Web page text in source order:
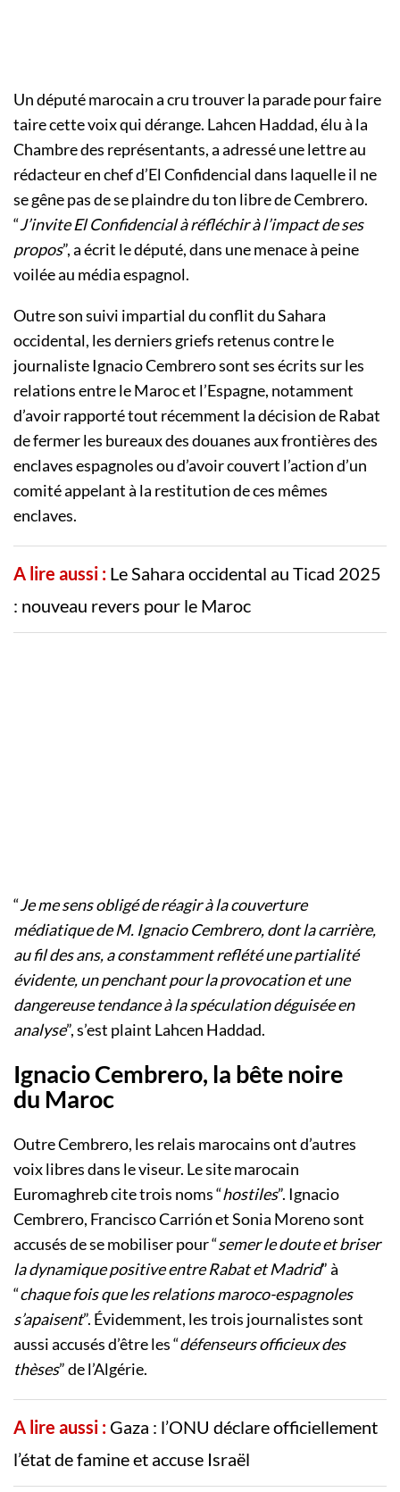
Un député marocain a cru trouver la parade pour faire
taire cette voix qui dérange. Lahcen Haddad, élu à la
Chambre des représentants, a adressé une lettre au
rédacteur en chef d’El Confidencial dans laquelle il ne
se gêne pas de se plaindre du ton libre de Cembrero.
“J’invite El Confidencial à réfléchir à l’impact de ses
propos”, a écrit le député, dans une menace à peine
voilée au média espagnol.
Outre son suivi impartial du conflit du Sahara
occidental, les derniers griefs retenus contre le
journaliste Ignacio Cembrero sont ses écrits sur les
relations entre le Maroc et l’Espagne, notamment
d’avoir rapporté tout récemment la décision de Rabat
de fermer les bureaux des douanes aux frontières des
enclaves espagnoles ou d’avoir couvert l’action d’un
comité appelant à la restitution de ces mêmes
enclaves.
A lire aussi : Le Sahara occidental au Ticad 2025
: nouveau revers pour le Maroc
“Je me sens obligé de réagir à la couverture
médiatique de M. Ignacio Cembrero, dont la carrière,
au fil des ans, a constamment reflété une partialité
évidente, un penchant pour la provocation et une
dangereuse tendance à la spéculation déguisée en
analyse”, s’est plaint Lahcen Haddad.
Ignacio Cembrero, la bête noire
du Maroc
Outre Cembrero, les relais marocains ont d’autres
voix libres dans le viseur. Le site marocain
Euromaghreb cite trois noms “hostiles”. Ignacio
Cembrero, Francisco Carrión et Sonia Moreno sont
accusés de se mobiliser pour “semer le doute et briser
la dynamique positive entre Rabat et Madrid” à
“chaque fois que les relations maroco-espagnoles
s’apaisent”. Évidemment, les trois journalistes sont
aussi accusés d’être les “défenseurs officieux des
thèses” de l’Algérie.
A lire aussi : Gaza : l’ONU déclare officiellement
l’état de famine et accuse Israël